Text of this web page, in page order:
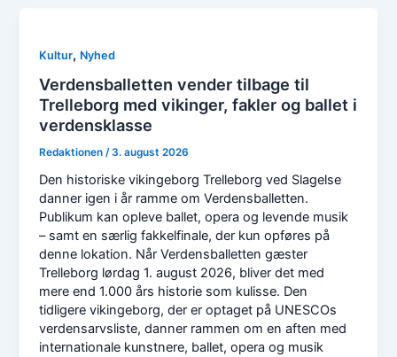
Kultur, Nyhed
Verdensballetten vender tilbage til
Trelleborg med vikinger, fakler og ballet i
verdensklasse
Redaktionen/3. august 2026
Den historiske vikingeborg Trelleborg ved Slagelse
danner igen i år ramme om Verdensballetten.
Publikum kan opleve ballet, opera og levende musik
– samt en særlig fakkelfinale, der kun opføres på
denne lokation. Når Verdensballetten gæster
Trelleborg lørdag 1. august 2026, bliver det med
mere end 1.000 års historie som kulisse. Den
tidligere vikingeborg, der er optaget på UNESCOs
verdensarvsliste, danner rammen om en aften med
internationale kunstnere, ballet, opera og musik